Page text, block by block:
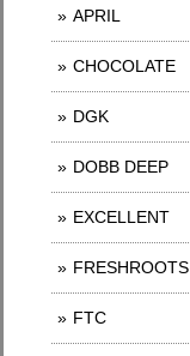
APRIL
CHOCOLATE
DGK
DOBB DEEP
EXCELLENT
FRESHROOTS
FTC